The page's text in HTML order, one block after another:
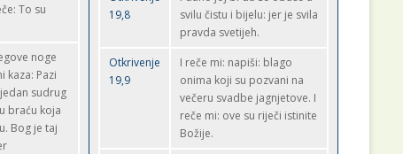
To su
noge
kaza: Pazi
sudrug
braću koja
Bog je taj
19,8
svilu čistu i bijelu: jer je svila
pravda svetijeh.
Otkrivenje
19,9
I reče mi: napiši: blago
onima koji su pozvani na
večeru svadbe jagnjetove. I
reče mi: ove su riječi istinite
Božije.